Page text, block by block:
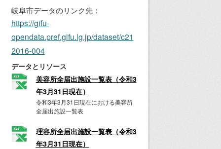
岐阜市データのリンク先：
https://gifu-
opendata.pref.gifu.lg.jp/dataset/c21
2016-004
データとリソース
美容所全届出施設一覧表（令和3
年3月31日現在）
令和3年3月31日現在における美容所
全届出施設一覧表
理容所全届出施設一覧表（令和3
年3月31日現在）